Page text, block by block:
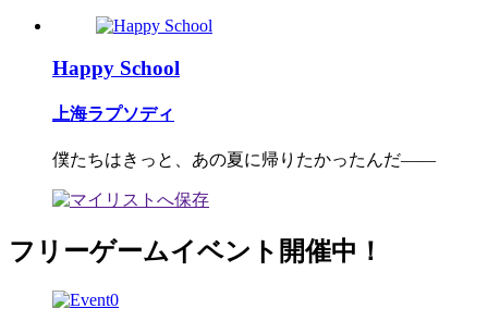
Happy School
上海ラプソディ
僕たちはきっと、あの夏に帰りたかったんだ――
フリーゲームイベント開催中！